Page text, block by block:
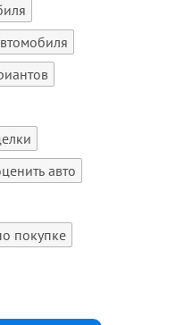
авто
покупке